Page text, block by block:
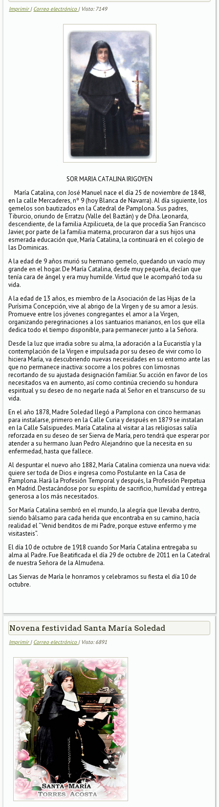
Imprimir | Correo electrónico | Visto: 7149
SOR MARIA CATALINA IRIGOYEN
María Catalina, con José Manuel nace el día 25 de noviembre de 1848,
en la calle Mercaderes, nº 9 (hoy Blanca de Navarra). Al día siguiente, los
gemelos son bautizados en la Catedral de Pamplona. Sus padres,
Tiburcio, oriundo de Erratzu (Valle del Baztán) y de Dña. Leonarda,
descendiente, de la familia Azpilicueta, de la que procedía San Francisco
Javier, por parte de la familia materna, procuraron dar a sus hijos una
esmerada educación que, María Catalina, la continuará en el colegio de
las Dominicas.
A la edad de 9 años murió su hermano gemelo, quedando un vacío muy
grande en el hogar. De María Catalina, desde muy pequeña, decían que
tenía cara de ángel y era muy humilde. Virtud que le acompañó toda su
vida.
A la edad de 13 años, es miembro de la Asociación de las Hijas de la
Purísima Concepción, vive al abrigo de la Virgen y de su amor a Jesús.
Promueve entre los jóvenes congregantes el amor a la Virgen,
organizando peregrinaciones a los santuarios marianos, en los que ella
dedica todo el tiempo disponible, para permanecer junto a la Señora.
Desde la luz que irradia sobre su alma, la adoración a la Eucaristía y la
contemplación de la Virgen e impulsada por su deseo de vivir como lo
hiciera María, va descubriendo nuevas necesidades en su entorno ante las
que no permanece inactiva: socorre a los pobres con limosnas
recortando de su ajustada designación familiar. Su acción en favor de los
necesitados va en aumento, así como continúa creciendo su hondura
espiritual y su deseo de no negarle nada al Señor en el transcurso de su
vida.
En el año 1878, Madre Soledad llegó a Pamplona con cinco hermanas
para instalarse, primero en la Calle Curia y después en 1879 se instalan
en la Calle Salsipuedes. María Catalina al visitar a las religiosas salía
reforzada en su deseo de ser Sierva de María, pero tendrá que esperar por
atender a su hermano Juan Pedro Alejandrino que la necesita en su
enfermedad, hasta que fallece.
Al despuntar el nuevo año 1882, María Catalina comienza una nueva vida:
quiere ser toda de Dios e ingresa como Postulante en la Casa de
Pamplona. Hará la Profesión Temporal y después, la Profesión Perpetua
en Madrid. Destacándose por su espíritu de sacrificio, humildad y entrega
generosa a los más necesitados.
Sor María Catalina sembró en el mundo, la alegría que llevaba dentro,
siendo bálsamo para cada herida que encontraba en su camino, hacía
realidad el “Venid benditos de mi Padre, porque estuve enfermo y me
visitasteis”.
El día 10 de octubre de 1918 cuando Sor María Catalina entregaba su
alma al Padre. Fue Beatificada el día 29 de octubre de 2011 en la Catedral
de nuestra Señora de la Almudena.
Las Siervas de María le honramos y celebramos su fiesta el día 10 de
octubre.
Novena festividad Santa María Soledad
Imprimir | Correo electrónico | Visto: 6891